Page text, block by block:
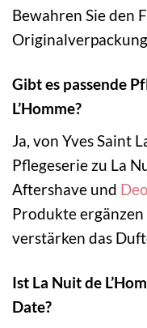
Bewahren Sie den
Gibt es passende
L’Homme?
Ja, von Yves Saint
Pflegeserie zu La
Aftershave und
Produkte
verstärken das
Ist La Nuit de
Date?